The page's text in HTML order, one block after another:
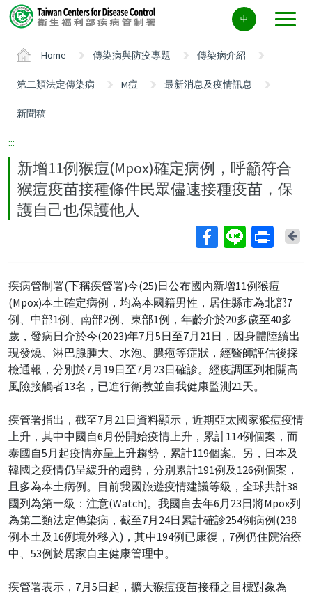
Center
block
中
Home 傳染病與防疫專題 傳染病介紹
第二類法定傳染病 M痘 最新消息及疫情訊息
新聞稿
:::
新增11例猴痘(Mpox)確定病例，呼籲符合
猴痘疫苗接種條件民眾儘速接種疫苗，保
護自己也保護他人
疾病管制署(下稱疾管署)今(25)日公布國內新增11例猴痘
(Mpox)本土確定病例，均為本國籍男性，居住縣市為北部7
例、中部1例、南部2例、東部1例，年齡介於20多歲至40多
歲，發病日介於今(2023)年7月5日至7月21日，因身體陸續出
現發燒、淋巴腺腫大、水泡、膿疱等症狀，經醫師評估後採
檢通報，分別於7月19日至7月23日確診。經疫調匡列相關高
風險接觸者13名，已進行衛教並自我健康監測21天。
疾管署指出，截至7月21日資料顯示，近期亞太國家猴痘疫情
上升，其中中國自6月份開始疫情上升，累計114例個案，而
泰國自5月起疫情亦呈上升趨勢，累計119個案。另，日本及
韓國之疫情仍呈緩升的趨勢，分別累計191例及126例個案，
且多為本土病例。目前我國旅遊疫情建議等級，全球共計38
國列為第一級：注意(Watch)。我國自去年6月23日將Mpox列
為第二類法定傳染病，截至7月24日累計確診254例病例(238
例本土及16例境外移入)，其中194例已康復，7例仍住院治療
中、53例於居家自主健康管理中。
疾管署表示，7月5日起，擴大猴痘疫苗接種之目標對象為